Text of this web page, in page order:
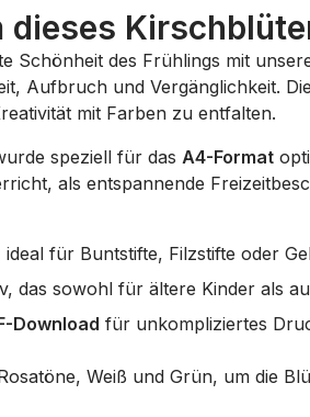
dieses
Schönheit des Frühlings mit
Aufbruch und Vergänglichkeit.
mit Farben zu entfalten.
speziell für das A4-Format
als entspannende
für Buntstifte, Filzstifte oder
das sowohl für ältere Kinder als
Download für unkompliziertes
Weiß und Grün, um die